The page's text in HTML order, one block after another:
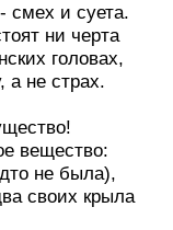
смех и суета.
ни черта
головах,
не страх.
вещество:
не была),
своих крыла